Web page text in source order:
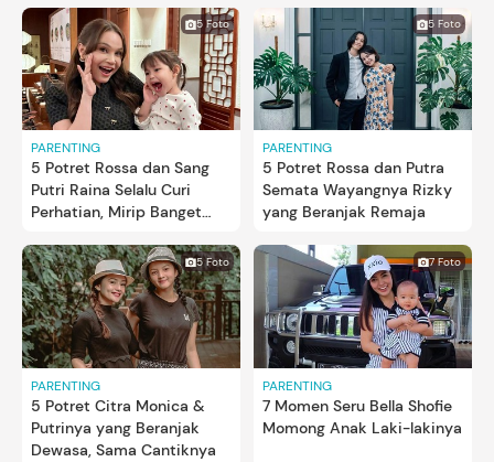
5 Foto
PARENTING
5 Potret Rossa dan Sang
Putri Raina Selalu Curi
Perhatian, Mirip Banget
5 Foto
PARENTING
5 Potret Rossa dan Putra
Semata Wayangnya Rizky
yang Beranjak Remaja
5 Foto
PARENTING
5 Potret Citra Monica &
Putrinya yang Beranjak
Dewasa, Sama Cantiknya
7 Foto
PARENTING
7 Momen Seru Bella Shofie
Momong Anak Laki-lakinya